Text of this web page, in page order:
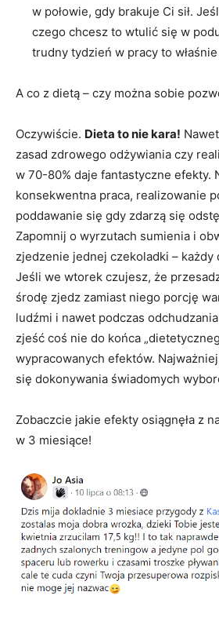
w połowie, gdy brakuje Ci sił.
czego chcesz to wtulić się w
trudny tydzień w pracy to
A co z dietą – czy można sobie
Oczywiście. Dieta to nie kara!
zasad zdrowego odżywiania czy
w 70-80% daje fantastyczne efekty.
konsekwentna praca, realizowanie
poddawanie się gdy zdarzą się
Zapomnij o wyrzutach sumienia i
zjedzenie jednej czekoladki –
Jeśli we wtorek czujesz, że
środę zjedz zamiast niego porcję
ludźmi i nawet podczas
zjeść coś nie do końca
wypracowanych efektów.
się dokonywania świadomych
Zobaczcie jakie efekty osiągnęła z
w 3 miesiące!